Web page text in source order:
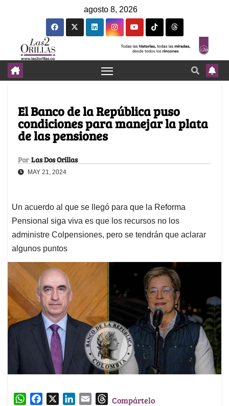
agosto 8, 2026
El Banco de la República puso
condiciones para manejar la plata
de las pensiones
Por Las Dos Orillas
MAY 21, 2024
Un acuerdo al que se llegó para que la Reforma
Pensional siga viva es que los recursos no los
administre Colpensiones, pero se tendrán que aclarar
algunos puntos
W
TCompártelo